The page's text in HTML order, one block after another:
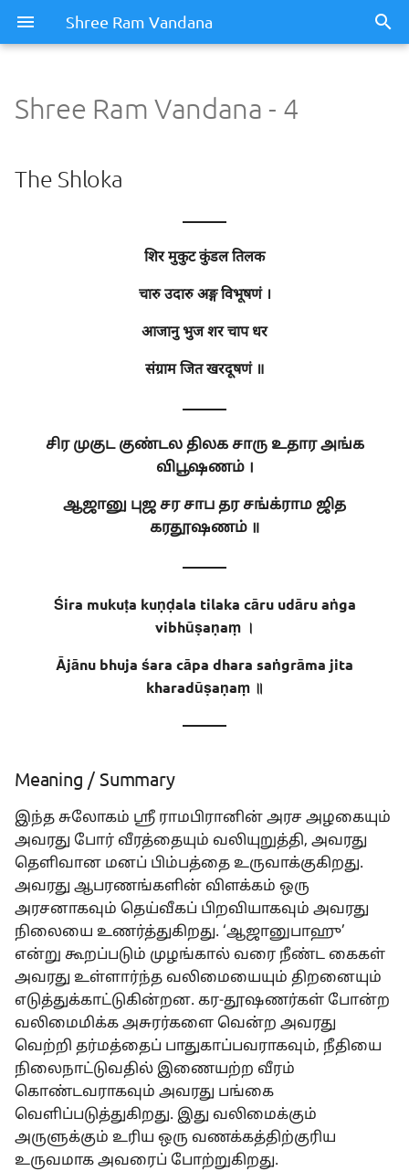
Shree Ram Vandana
Shree Ram Vandana - 4
The Shloka
Meaning
Shree Ram Vandana - 4
The Shloka
———
शिर मुकुट कुंडल तिलक
चारु उदारु अङ्ग विभूषणं ।
आजानु भुज शर चाप धर
संग्राम जित खरदूषणं ॥
———
சிர முகுட குண்டல திலக சாரு உதார அங்க
விபூஷணம் ।
ஆஜானு புஜ சர சாப தர சங்க்ராம ஜித
கரதூஷணம் ॥
———
Śira mukuṭa kuṇḍala tilaka cāru udāru aṅga
vibhūṣaṇaṃ ।
Ājānu bhuja śara cāpa dhara saṅgrāma jita
kharadūṣaṇaṃ ॥
———
Meaning / Summary
இந்த சுலோகம் ஸ்ரீ ராமபிரானின் அரச அழகையும்
அவரது போர் வீரத்தையும் வலியுறுத்தி, அவரது
தெளிவான மனப் பிம்பத்தை உருவாக்குகிறது.
அவரது ஆபரணங்களின் விளக்கம் ஒரு
அரசனாகவும் தெய்வீகப் பிறவியாகவும் அவரது
நிலையை உணர்த்துகிறது. ‘ஆஜானுபாஹு’
என்று கூறப்படும் முழங்கால் வரை நீண்ட கைகள்
அவரது உள்ளார்ந்த வலிமையையும் திறனையும்
எடுத்துக்காட்டுகின்றன. கர-தூஷணர்கள் போன்ற
வலிமைமிக்க அசுரர்களை வென்ற அவரது
வெற்றி தர்மத்தைப் பாதுகாப்பவராகவும், நீதியை
நிலைநாட்டுவதில் இணையற்ற வீரம்
கொண்டவராகவும் அவரது பங்கை
வெளிப்படுத்துகிறது. இது வலிமைக்கும்
அருளுக்கும் உரிய ஒரு வணக்கத்திற்குரிய
உருவமாக அவரைப் போற்றுகிறது.